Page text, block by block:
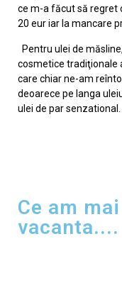
ce m-a făcut să regret
20 eur iar la mancare
Pentru ulei de
cosmetice tradiţionale
care chiar ne-am
deoarece pe langa
ulei de par senzational.
Ce am
vacanta....